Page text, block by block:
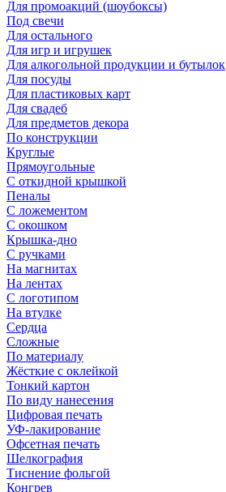
Для промоакций (шоубоксы)
Под свечи
Для остального
Для игр и игрушек
Для алкогольной продукции и бутылок
Для посуды
Для пластиковых карт
Для свадеб
Для предметов декора
По конструкции
Круглые
Прямоугольные
С откидной крышкой
Пеналы
С ложементом
С окошком
Крышка-дно
С ручками
На магнитах
На лентах
С логотипом
На втулке
Сердца
Сложные
По материалу
Жёсткие с оклейкой
Тонкий картон
По виду нанесения
Цифровая печать
УФ-лакирование
Офсетная печать
Шелкография
Тиснение фольгой
Конгрев